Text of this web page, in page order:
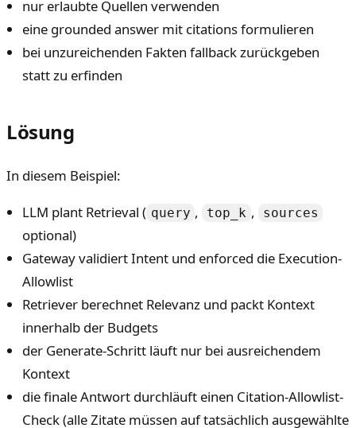
nur erlaubte Quellen verwenden
eine grounded answer mit citations formulieren
bei unzureichenden Fakten fallback zurückgeben
statt zu erfinden
Lösung
In diesem Beispiel:
LLM plant Retrieval ( query , top_k , sources
optional)
Gateway validiert Intent und enforced die Execution-
Allowlist
Retriever berechnet Relevanz und packt Kontext
innerhalb der Budgets
der Generate-Schritt läuft nur bei ausreichendem
Kontext
die finale Antwort durchläuft einen Citation-Allowlist-
Check (alle Zitate müssen auf tatsächlich ausgewählte